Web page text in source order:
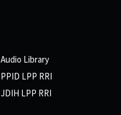
Audio Library
PPID LPP RRI
JDIH LPP RRI